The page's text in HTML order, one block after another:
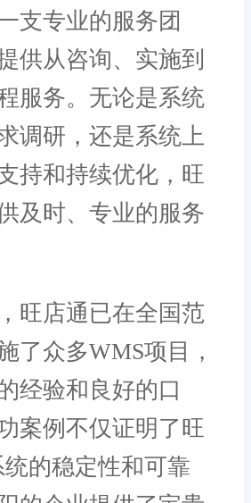
支专业的服务团
供从咨询、实施到
服务。无论是系统
调研，还是系统上
持和持续优化，旺
及时、专业的服务
店通已在全国范
了众多WMS项目，
经验和良好的口
案例不仅证明了旺
统的稳定性和可靠